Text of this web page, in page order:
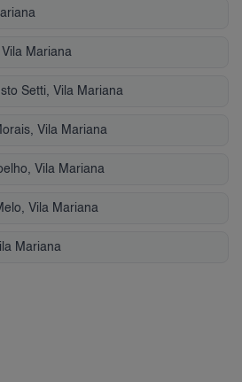
Mariana
Setti, Vila Mariana
Vila Mariana
Vila Mariana
Vila Mariana
Mariana